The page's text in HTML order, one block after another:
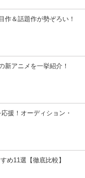
作＆話題作が勢ぞろい！
新アニメを一挙紹介！
援！オーディション・
め11選【徹底比較】